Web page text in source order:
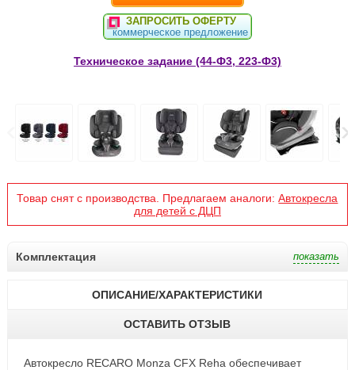
ЗАПРОСИТЬ ОФЕРТУ
коммерческое предложение
Техническое задание (44-Ф3, 223-Ф3)
Товар снят с производства. Предлагаем аналоги:Автокресла
для детей с ДЦП
Комплектация
ОПИСАНИЕ/ХАРАКТЕРИСТИКИ
ОСТАВИТЬ ОТЗЫВ
Автокресло RECARO Monza CFX Reha обеспечивает